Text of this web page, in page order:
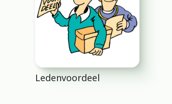
Ledenvoordeel